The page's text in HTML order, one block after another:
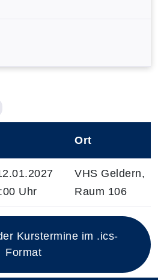
zum diesen Kurs
Ort
Uhr
VHS Geldern,
Raum 106
Kurstermine im .ics-
Format